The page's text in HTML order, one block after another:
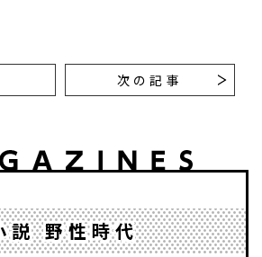
次の記事
説 野性時代